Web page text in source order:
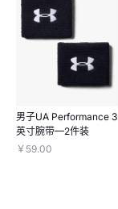
男子UA Performance 3
英寸腕带—2件装
￥59.00